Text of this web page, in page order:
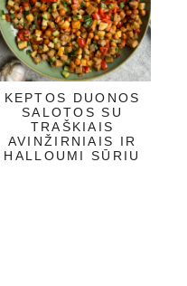
KEPTOS DUONOS
SALOTOS SU
TRAŠKIAIS
AVINŽIRNIAIS IR
HALLOUMI SŪRIU